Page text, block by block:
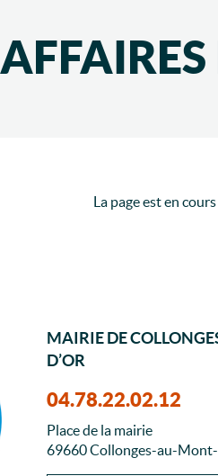
La page est en
MAIRIE DE
D’OR
04.78.22.02.12
Place de la mairie
69660 Collonges-au-Mont-